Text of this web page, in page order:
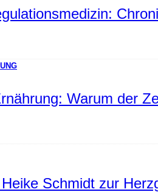
Warum der
Schmidt zur